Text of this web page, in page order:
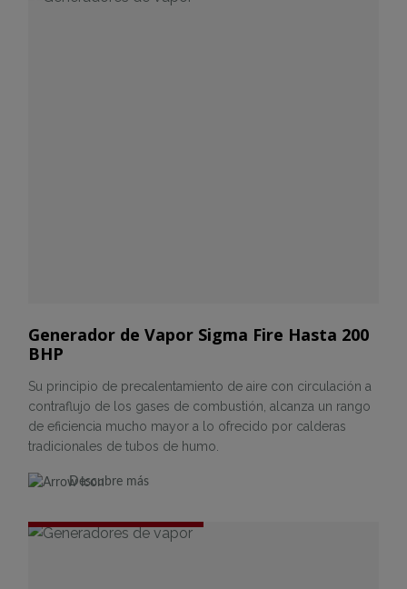
Generador de Vapor Sigma Fire Hasta 200
BHP
Su principio de precalentamiento de aire con circulación a
contraflujo de los gases de combustión, alcanza un rango
de eficiencia mucho mayor a lo ofrecido por calderas
tradicionales de tubos de humo.
Descubre más